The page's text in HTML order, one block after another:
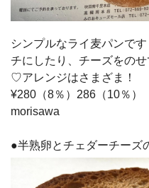
シンプルなライ麦パンで
チにしたり、チーズをの
♡アレンジはさまざま！
¥280（8％）286（10％）
morisawa
●半熟卵とチェダーチーズ